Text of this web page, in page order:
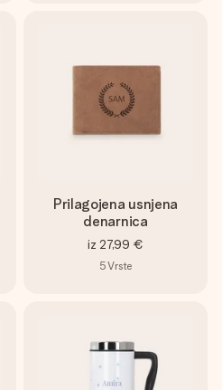
Prilagojena usnjena
denarnica
iz 27,99 €
5Vrste